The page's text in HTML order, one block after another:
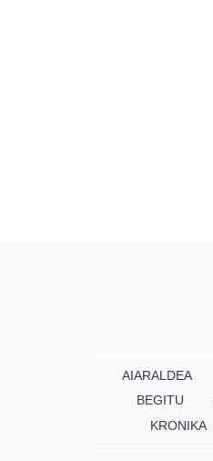
AIARALDEA
BEGITU
KRONIKA